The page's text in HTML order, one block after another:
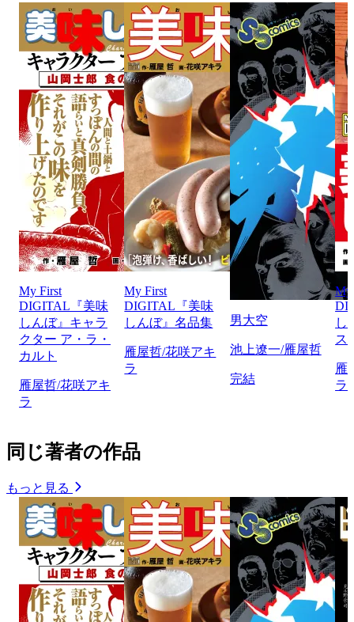
My First
DIGITAL『美味
しんぼ』キャラ
クター ア・ラ・
カルト
雁屋哲/花咲アキ
ラ
My First
DIGITAL『美味
しんぼ』名品集
雁屋哲/花咲アキ
ラ
男大空
池上遼一/雁屋哲
完結
My
し
ス
雁
ラ
同じ著者の作品
もっと見る